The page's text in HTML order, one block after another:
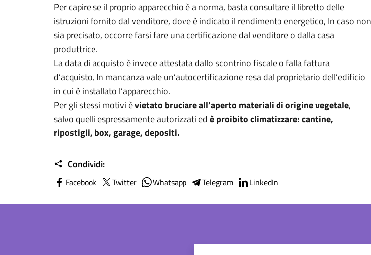
Per capire se il proprio apparecchio è a norma, basta consultare il libretto delle
istruzioni fornito dal venditore, dove è indicato il rendimento energetico, In caso non
sia precisato, occorre farsi fare una certificazione dal venditore o dalla casa
produttrice.
La data di acquisto è invece attestata dallo scontrino fiscale o falla fattura
d’acquisto, In mancanza vale un’autocertificazione resa dal proprietario dell’edificio
in cui è installato l’apparecchio.
Per gli stessi motivi èvietato bruciare all’aperto materiali di origine vegetale,
salvo quelli espressamente autorizzati edè proibito climatizzare: cantine,
ripostigli, box, garage, depositi.
Condividi:
Facebook Twitter Whatsapp Telegram LinkedIn